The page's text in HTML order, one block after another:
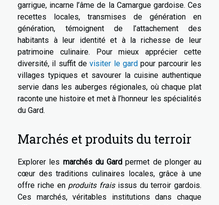
garrigue, incarne l’âme de la Camargue gardoise. Ces
recettes locales, transmises de génération en
génération, témoignent de l’attachement des
habitants à leur identité et à la richesse de leur
patrimoine culinaire. Pour mieux apprécier cette
diversité, il suffit devisiter le gard pour parcourir les
villages typiques et savourer la cuisine authentique
servie dans les auberges régionales, où chaque plat
raconte une histoire et met à l’honneur les spécialités
du Gard.
Marchés et produits du terroir
Explorer les marchés du Gard permet de plonger au
cœur des traditions culinaires locales, grâce à une
offre riche en produits fraisissus du terroir gardois.
Ces marchés, véritables institutions dans chaque